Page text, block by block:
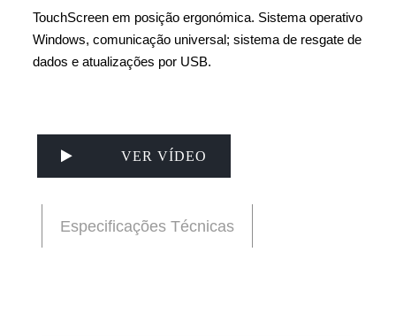
TouchScreen em posição ergonómica. Sistema operativo
Windows, comunicação universal; sistema de resgate de
dados e atualizações por USB.
VER VÍDEO
Especificações Técnicas